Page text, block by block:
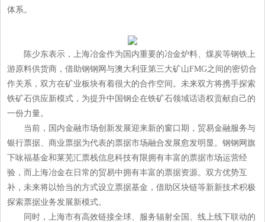
体系。
陈少东表示，上海冶金作为国内重要的冶金炉料、煤炭等钢铁上
游原料供货商，借助钢钢网与澳大利亚第三大矿山FMG之间的密切合
作关系，双方在矿业板块有着很大的合作空间。未来双方将携手探索
铁矿石供应新模式，为提升中国钢企在铁矿石领域话语权贡献自己的
一份力量。
当前，国内金融市场创新发展迎来新的窗口期，贸易金融服务与
银行票据、商业票据为代表的票据市场融合发展愈发明显。钢钢网旗
下咏福基金和莱芜汇票栈信息科技有限拥有丰富的票据市场运营经
验，而上海冶金在日常的贸易中拥有丰富的票据资源。双方优势互
补，未来将以恰当的方式设立票据基金，借助区块链等新新技术积极
探索票据业务发展新模式。
同时，上海市有高效链接全球、服务辐射全国、线上线下联动的